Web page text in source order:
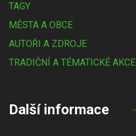
TAGY
MĚSTA A OBCE
AUTOŘI A ZDROJE
TRADIČNÍ A TÉMATICKÉ AKCE
Další informace